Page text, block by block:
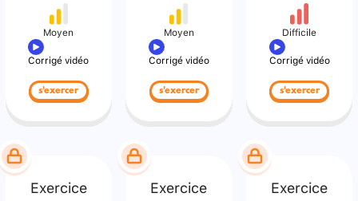
Moyen
Corrigé vidéo
s'exercer
Moyen
Corrigé vidéo
s'exercer
Difficile
Corrigé vidéo
s'exercer
Exercice Exercice Exercice